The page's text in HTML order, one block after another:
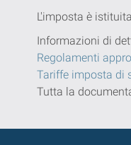
L'imposta è
Informazioni di
Regolamenti
Tariffe imposta di
Tutta la